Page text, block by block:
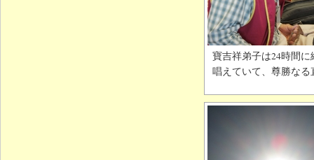
寶吉祥弟子は24時間
唱えていて、尊勝な